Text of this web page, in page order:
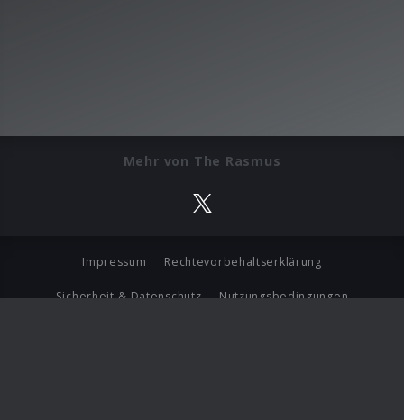
Mehr von The Rasmus
Impressum Rechtevorbehaltserklärung
Sicherheit & Datenschutz Nutzungsbedingungen